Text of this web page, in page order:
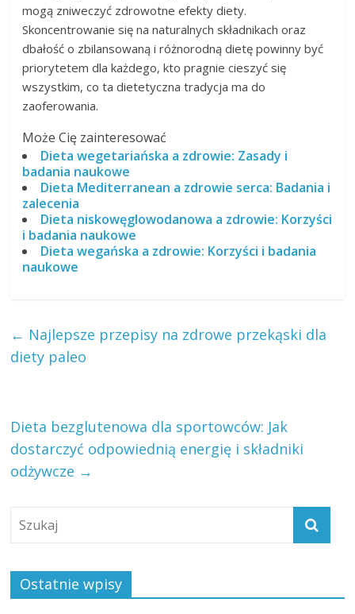
mogą zniweczyć zdrowotne efekty diety.
Skoncentrowanie się na naturalnych składnikach oraz
dbałość o zbilansowaną i różnorodną dietę powinny być
priorytetem dla każdego, kto pragnie cieszyć się
wszystkim, co ta dietetyczna tradycja ma do
zaoferowania.
Może Cię zainteresować
Dieta wegetariańska a zdrowie: Zasady i
badania naukowe
Dieta Mediterranean a zdrowie serca: Badania i
zalecenia
Dieta niskowęglowodanowa a zdrowie: Korzyści
i badania naukowe
Dieta wegańska a zdrowie: Korzyści i badania
naukowe
← Najlepsze przepisy na zdrowe przekąski dla
diety paleo
Dieta bezglutenowa dla sportowców: Jak
dostarczyć odpowiednią energię i składniki
odżywcze →
Ostatnie wpisy